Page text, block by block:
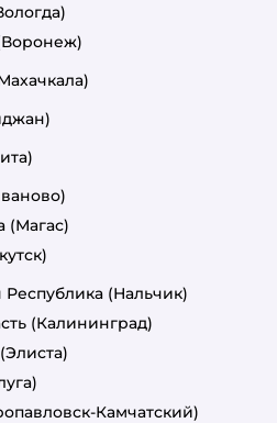
(Магас)
Республика (Нальчик)
(Калининград)
(Элиста)
Камчатский)